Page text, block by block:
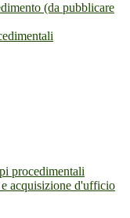
(da pubblicare
procedimentali
acquisizione d'ufficio